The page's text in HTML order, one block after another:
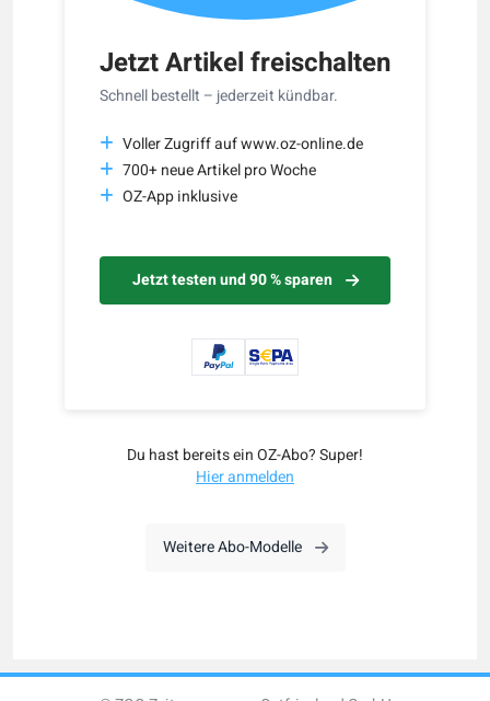
Jetzt Artikel freischalten
Schnell bestellt – jederzeit kündbar.
Voller Zugriff auf www.oz-online.de
700+ neue Artikel pro Woche
OZ-App inklusive
Jetzt testen und 90 % sparen
Du hast bereits ein OZ-Abo? Super!
Hier anmelden
Weitere Abo-Modelle